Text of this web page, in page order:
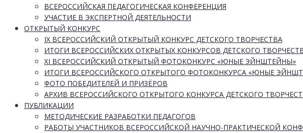
ВСЕРОССИЙСКАЯ ПЕДАГОГИЧЕСКАЯ КОНФЕРЕНЦИЯ
УЧАСТИЕ В ЭКСПЕРТНОЙ ДЕЯТЕЛЬНОСТИ
ОТКРЫТЫЙ КОНКУРС
IX ВСЕРОССИЙСКИЙ ОТКРЫТЫЙ КОНКУРС ДЕТСКОГО ТВОРЧЕСТВА
ИТОГИ ВСЕРОССИЙСКИХ ОТКРЫТЫХ КОНКУРСОВ ДЕТСКОГО
XI ВСЕРОССИЙСКИЙ ОТКРЫТЫЙ ФОТОКОНКУРС «ЮНЫЕ ЭЙНШТЕЙНЫ»
ИТОГИ ВСЕРОССИЙСКОГО ОТКРЫТОГО ФОТОКОНКУРСА «ЮНЫЕ
ФОТО ПОБЕДИТЕЛЕЙ И ПРИЗЁРОВ
АРХИВ ВСЕРОССИЙСКОГО ОТКРЫТОГО КОНКУРСА ДЕТСКОГО
ПУБЛИКАЦИИ
МЕТОДИЧЕСКИЕ РАЗРАБОТКИ ПЕДАГОГОВ
РАБОТЫ УЧАСТНИКОВ ВСЕРОССИЙСКОЙ НАУЧНО-ПРАКТИЧЕСКОЙ